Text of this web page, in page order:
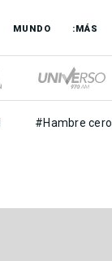
MUNDO :MÁS
#Hambre cero